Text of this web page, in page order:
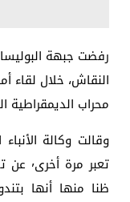
رفضت جبهة
النقاش، خلال لقاء
محراب الديمقراطية
وقالت وكالة
ظنا منها أنها